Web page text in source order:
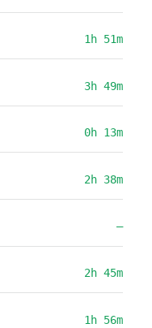
1h 51m
3h 49m
0h 13m
2h 38m
—
2h 45m
1h 56m